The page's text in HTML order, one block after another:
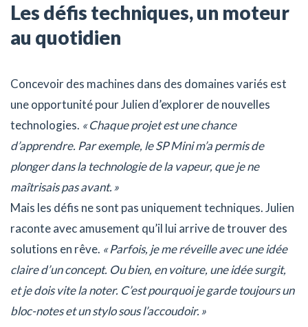
Les défis techniques, un moteur
au quotidien
Concevoir des machines dans des domaines variés est
une opportunité pour Julien d’explorer de nouvelles
technologies. « Chaque projet est une chance
d’apprendre. Par exemple, le SP Mini m’a permis de
plonger dans la technologie de la vapeur, que je ne
maîtrisais pas avant. »
Mais les défis ne sont pas uniquement techniques. Julien
raconte avec amusement qu’il lui arrive de trouver des
solutions en rêve. « Parfois, je me réveille avec une idée
claire d’un concept. Ou bien, en voiture, une idée surgit,
et je dois vite la noter. C’est pourquoi je garde toujours un
bloc-notes et un stylo sous l’accoudoir. »